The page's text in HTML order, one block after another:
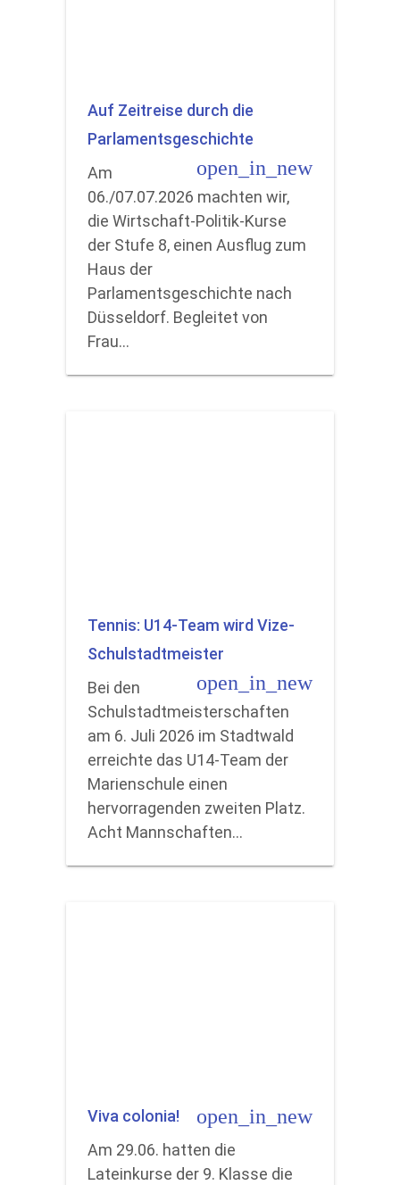
Auf Zeitreise durch die
Parlamentsgeschichte
open_in_new
Am
06./07.07.2026 machten wir,
die Wirtschaft-Politik-Kurse
der Stufe 8, einen Ausflug zum
Haus der
Parlamentsgeschichte nach
Düsseldorf. Begleitet von
Frau…
Tennis: U14-Team wird Vize-
Schulstadtmeister
open_in_new
Bei den
Schulstadtmeisterschaften
am 6. Juli 2026 im Stadtwald
erreichte das U14-Team der
Marienschule einen
hervorragenden zweiten Platz.
Acht Mannschaften…
Viva colonia! open_in_new
Am 29.06. hatten die
Lateinkurse der 9. Klasse die